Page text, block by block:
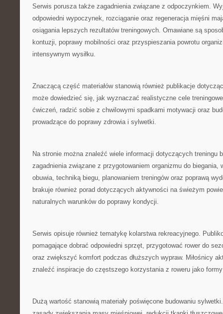
Serwis porusza także zagadnienia związane z odpoczynkiem.
odpowiedni wypoczynek, rozciąganie oraz regeneracja mięśni
osiągania lepszych rezultatów treningowych. Omawiane są
kontuzji, poprawy mobilności oraz przyspieszania powrotu
intensywnym wysiłku.
Znaczącą część materiałów stanowią również publikacje
może dowiedzieć się, jak wyznaczać realistyczne cele
ćwiczeń, radzić sobie z chwilowymi spadkami motywacji oraz
prowadzące do poprawy zdrowia i sylwetki.
Na stronie można znaleźć wiele informacji dotyczących treningu
zagadnienia związane z przygotowaniem organizmu do biegania,
obuwia, techniką biegu, planowaniem treningów oraz poprawą
brakuje również porad dotyczących aktywności na świeżym
naturalnych warunków do poprawy kondycji.
Serwis opisuje również tematykę kolarstwa rekreacyjnego.
pomagające dobrać odpowiedni sprzęt, przygotować rower do
oraz zwiększyć komfort podczas dłuższych wypraw. Miłośnicy
znaleźć inspiracje do częstszego korzystania z roweru jako
Dużą wartość stanowią materiały poświęcone budowaniu